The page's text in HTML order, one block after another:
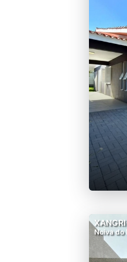
Noiva do